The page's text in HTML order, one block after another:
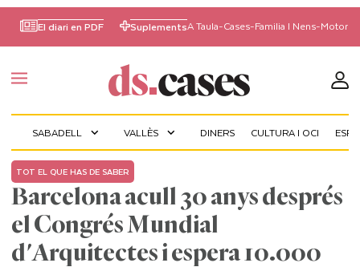
El diari en PDF SuplementsA Taula-Cases-Familia I Nens-Motor
SABADELL expand_more VALLÈS expand_more DINERS CULTURA I OCI
Barcelona acull 30 anys després
el Congrés Mundial
d'Arquitectes i espera 10.000
TOT EL QUE HAS DE SABER